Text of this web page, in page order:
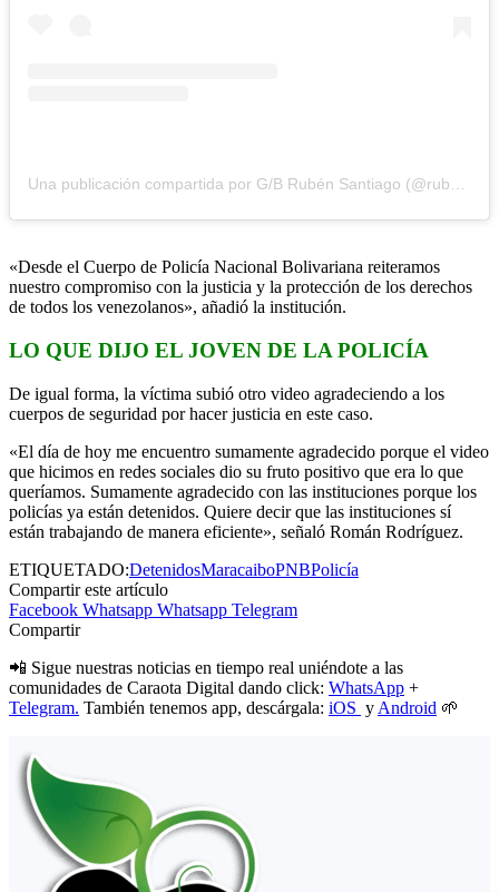
Una publicación compartida por G/B Rubén Santiago (@rubensantiagos_)
«Desde el Cuerpo de Policía Nacional Bolivariana reiteramos
nuestro compromiso con la justicia y la protección de los derechos
de todos los venezolanos», añadió la institución.
LO QUE DIJO EL JOVEN DE LA POLICÍA
De igual forma, la víctima subió otro video agradeciendo a los
cuerpos de seguridad por hacer justicia en este caso.
«El día de hoy me encuentro sumamente agradecido porque el video
que hicimos en redes sociales dio su fruto positivo que era lo que
queríamos. Sumamente agradecido con las instituciones porque los
policías ya están detenidos. Quiere decir que las instituciones sí
están trabajando de manera eficiente», señaló Román Rodríguez.
ETIQUETADO:DetenidosMaracaiboPNBPolicía
Compartir este artículo
Facebook Whatsapp Whatsapp Telegram
Compartir
📲 Sigue nuestras noticias en tiempo real uniéndote a las
comunidades de Caraota Digital dando click: WhatsApp +
Telegram. También tenemos app, descárgala: iOS y Android 🌱